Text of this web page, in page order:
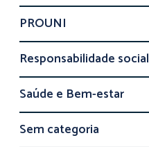
PROUNI
Responsabilidade social
Saúde e Bem-estar
Sem categoria